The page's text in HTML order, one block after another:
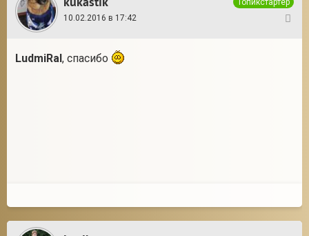
Топикстартер
10.02.2016 в 17:42
LudmiRal, спасибо